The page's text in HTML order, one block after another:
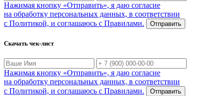
Нажимая кнопку «Отправить», я даю согласие
на обработку персональных данных, в соответствии
с Политикой, и соглашаюсь с Правилами.
Отправить
Скачать чек-лист
Нажимая кнопку «Отправить», я даю согласие
на обработку персональных данных, в соответствии
с Политикой, и соглашаюсь с Правилами.
Отправить